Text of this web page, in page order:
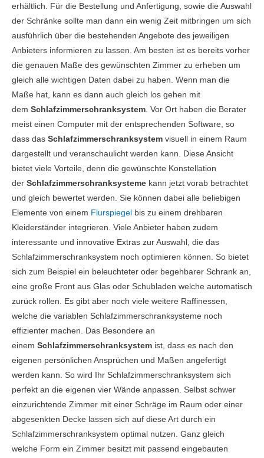
erhältlich. Für die Bestellung und Anfertigung, sowie die Auswahl
der Schränke sollte man dann ein wenig Zeit mitbringen um sich
ausführlich über die bestehenden Angebote des jeweiligen
Anbieters informieren zu lassen. Am besten ist es bereits vorher
die genauen Maße des gewünschten Zimmer zu erheben um
gleich alle wichtigen Daten dabei zu haben. Wenn man die
Maße hat, kann es dann auch gleich los gehen mit
dem Schlafzimmerschranksystem . Vor Ort haben die Berater
meist einen Computer mit der entsprechenden Software, so
dass das Schlafzimmerschranksystem visuell in einem Raum
dargestellt und veranschaulicht werden kann. Diese Ansicht
bietet viele Vorteile, denn die gewünschte Konstellation
der Schlafzimmerschranksysteme kann jetzt vorab betrachtet
und gleich bewertet werden. Sie können dabei alle beliebigen
Elemente von einem Flurspiegel bis zu einem drehbaren
Kleiderständer integrieren. Viele Anbieter haben zudem
interessante und innovative Extras zur Auswahl, die das
Schlafzimmerschranksystem noch optimieren können. So bietet
sich zum Beispiel ein beleuchteter oder begehbarer Schrank an,
eine große Front aus Glas oder Schubladen welche automatisch
zurück rollen. Es gibt aber noch viele weitere Raffinessen,
welche die variablen Schlafzimmerschranksysteme noch
effizienter machen. Das Besondere an
einem Schlafzimmerschranksystem ist, dass es nach den
eigenen persönlichen Ansprüchen und Maßen angefertigt
werden kann. So wird Ihr Schlafzimmerschranksystem sich
perfekt an die eigenen vier Wände anpassen. Selbst schwer
einzurichtende Zimmer mit einer Schräge im Raum oder einer
abgesenkten Decke lassen sich auf diese Art durch ein
Schlafzimmerschranksystem optimal nutzen. Ganz gleich
welche Form ein Zimmer besitzt mit passend eingebauten